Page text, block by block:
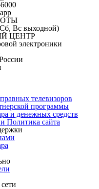
Вс выходной)
ЦЕНТР
электроники
телевизоров
программы
и денежных средств
Политика сайта